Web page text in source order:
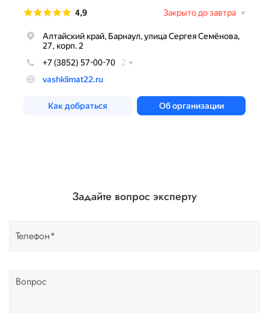
Задайте вопрос эксперту